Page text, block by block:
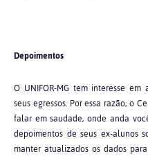
Depoimentos
O UNIFOR-MG tem interesse
seus egressos. Por essa razão, o
falar em saudade, onde anda
depoimentos de seus ex-alunos
manter atualizados os dados